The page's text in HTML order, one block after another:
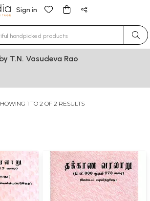
Sign in
characters for results.
T.N. Vasudeva Rao
1 TO 2 OF 2 RESULTS